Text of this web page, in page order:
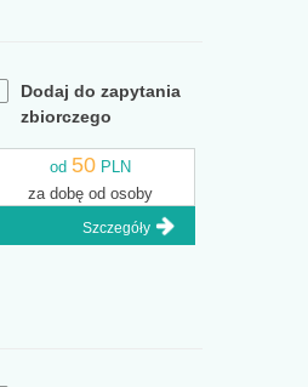
Dodaj do zapytania
zbiorczego
od 50PLN
za dobę od osoby
Szczegóły